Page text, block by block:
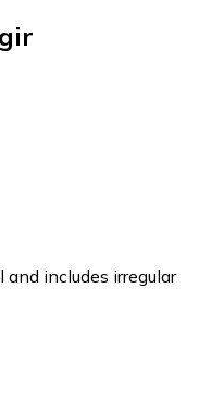
includes irregular